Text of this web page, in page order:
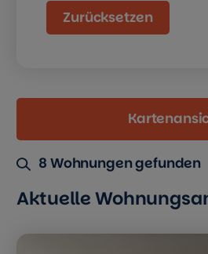
Zurücksetzen
8 Wohnungen gefunden
Aktuelle